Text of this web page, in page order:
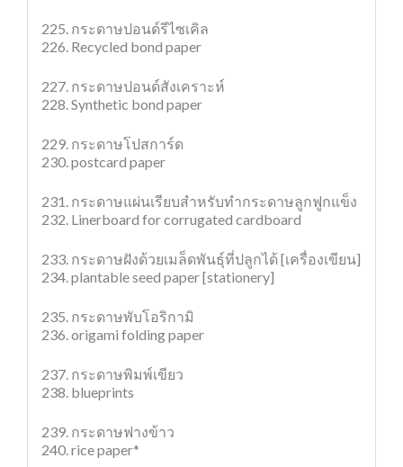
225. กระดาษปอนด์รีไซเคิล
226. Recycled bond paper
227. กระดาษปอนด์สังเคราะห์
228. Synthetic bond paper
229. กระดาษโปสการ์ด
230. postcard paper
231. กระดาษแผ่นเรียบสำหรับทำกระดาษลูกฟูกแข็ง
232. Linerboard for corrugated cardboard
233. กระดาษฝังด้วยเมล็ดพันธุ์ที่ปลูกได้ [เครื่องเขียน]
234. plantable seed paper [stationery]
235. กระดาษพับโอริกามิ
236. origami folding paper
237. กระดาษพิมพ์เขียว
238. blueprints
239. กระดาษฟางข้าว
240. rice paper*